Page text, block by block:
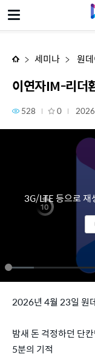
이연자IM-리더환
세미나 원
이연자IM-리더
528 0
3G/LTE 등으로 재
2026년 4월 23일 원
밤새 돈 걱정하던 단
5분의 기적